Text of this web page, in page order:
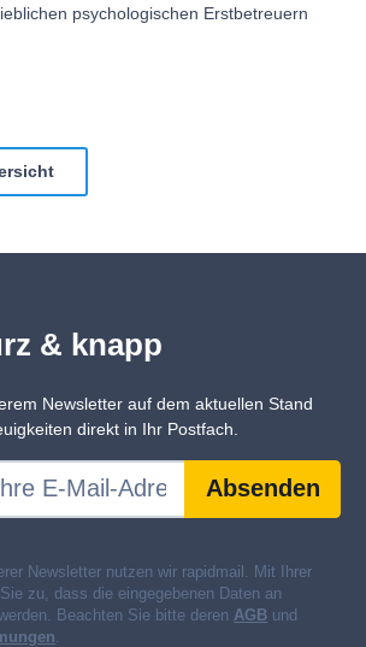
psychologischen Erstbetreuern
& knapp
Newsletter auf dem aktuellen Stand
direkt in Ihr Postfach.
Absenden
Newsletter nutzen wir rapidmail. Mit Ihrer
zu, dass die eingegebenen Daten an
Beachten Sie bitte derenAGB und
.